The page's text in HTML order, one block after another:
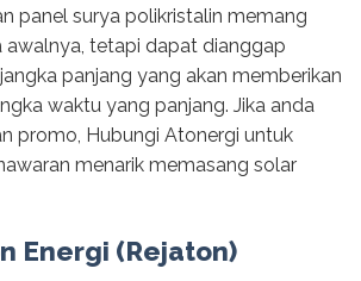
panel surya polikristalin memang
awalnya, tetapi dapat dianggap
panjang yang akan memberikan
waktu yang panjang. Jika anda
promo, Hubungi Atonergi untuk
menarik memasang solar
Energi (Rejaton)